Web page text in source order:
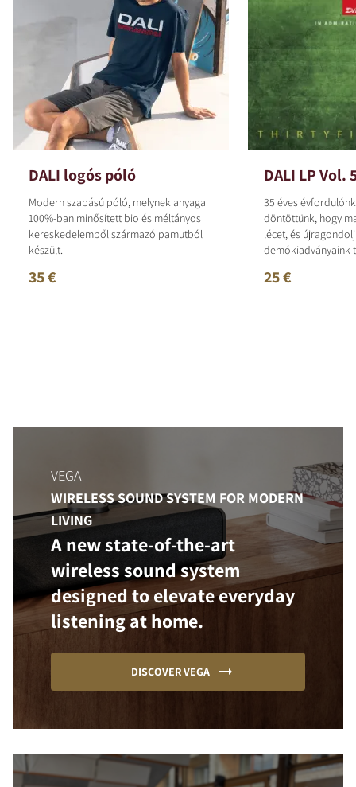
DALI logós póló
Modern szabású póló, melynek anyaga
100%-ban minősített bio és méltányos
kereskedelemből származó pamutból
készült.
35 €
DALI LP Vol.
35 éves
döntöttünk, hogy
lécet, és
demókiadványaink
25 €
VEGA
WIRELESS SOUND SYSTEM FOR MODERN
LIVING
A new state-of-the-art
wireless sound system
designed to elevate everyday
listening at home.
DISCOVER VEGA